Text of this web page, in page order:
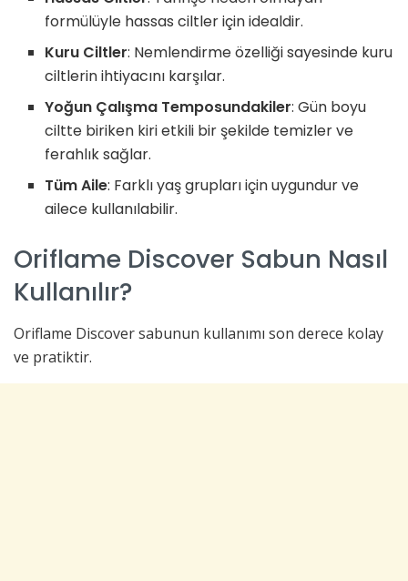
formülüyle hassas ciltler için idealdir.
Kuru Ciltler: Nemlendirme özelliği sayesinde kuru
ciltlerin ihtiyacını karşılar.
Yoğun Çalışma Temposundakiler: Gün boyu
ciltte biriken kiri etkili bir şekilde temizler ve
ferahlık sağlar.
Tüm Aile: Farklı yaş grupları için uygundur ve
ailece kullanılabilir.
Oriflame Discover Sabun Nasıl
Kullanılır?
Oriflame Discover sabunun kullanımı son derece kolay
ve pratiktir.